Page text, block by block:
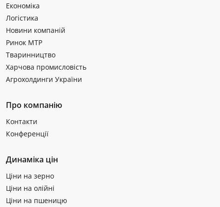
Економіка
Логістика
Новини компаній
Ринок МТР
Тваринництво
Харчова промисловість
Агрохолдинги України
Про компанію
Контакти
Конференції
Динаміка цін
Ціни на зерно
Ціни на олійні
Ціни на пшеницю